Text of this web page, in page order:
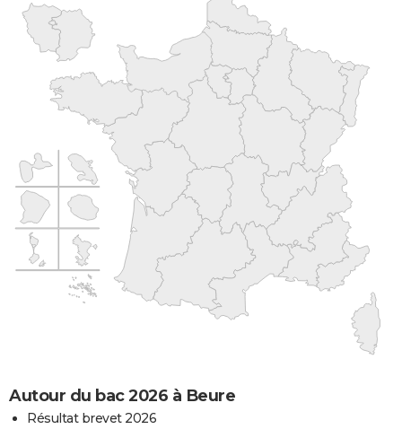
Autour du bac 2026 à Beure
Résultat brevet 2026